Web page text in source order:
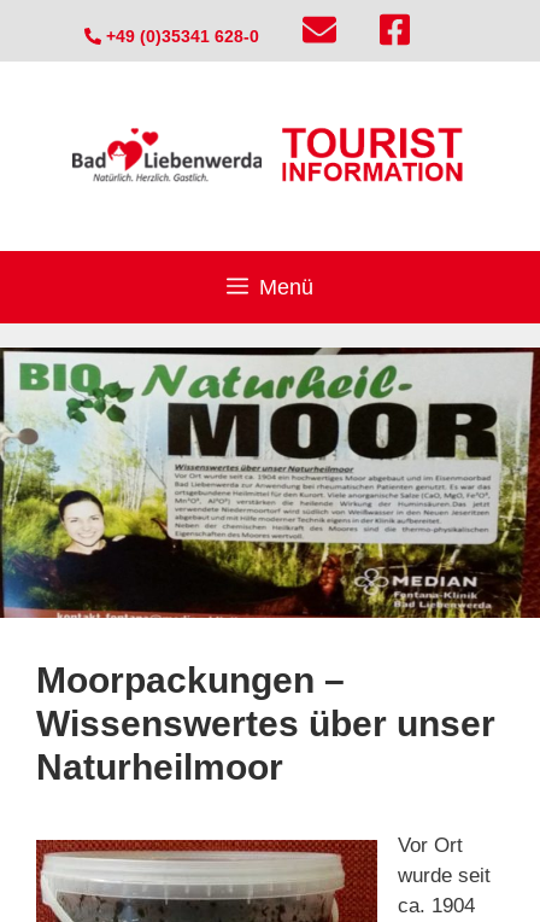
+49 (0)35341 628-0
Menü
Moorpackungen –
Wissenswertes über unser
Naturheilmoor
Vor Ort
wurde seit
ca. 1904